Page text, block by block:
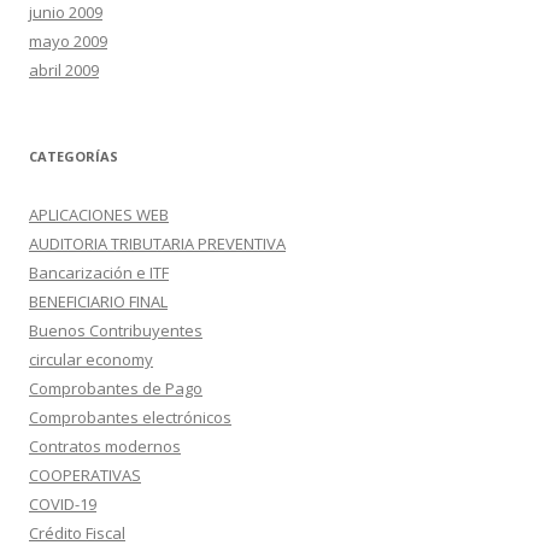
junio 2009
mayo 2009
abril 2009
CATEGORÍAS
APLICACIONES WEB
AUDITORIA TRIBUTARIA PREVENTIVA
Bancarización e ITF
BENEFICIARIO FINAL
Buenos Contribuyentes
circular economy
Comprobantes de Pago
Comprobantes electrónicos
Contratos modernos
COOPERATIVAS
COVID-19
Crédito Fiscal